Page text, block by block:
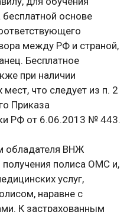
основе
между РФ и страной,
Бесплатное
при наличии
что следует из п. 2
Приказа
РФ от 6.06.2013 № 443.
обладателя ВНЖ
полиса ОМС и,
услуг,
наравне с
К застрахованным